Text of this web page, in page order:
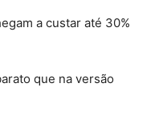
a custar até 30%
que na versão